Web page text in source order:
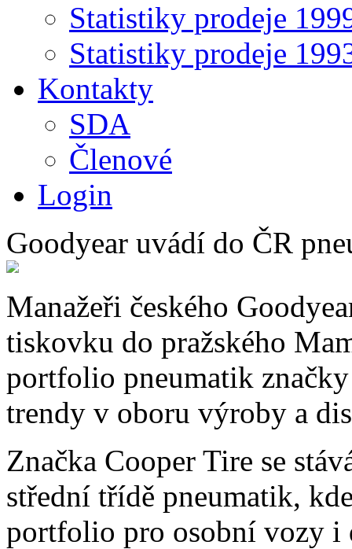
Statistiky prodeje
Statistiky prodeje
Kontakty
SDA
Členové
Login
Goodyear uvádí do ČR
Manažeři českého
tiskovku do pražského
portfolio pneumatik
trendy v oboru výroby a
Značka Cooper Tire se
střední třídě pneumatik,
portfolio pro osobní vozy i